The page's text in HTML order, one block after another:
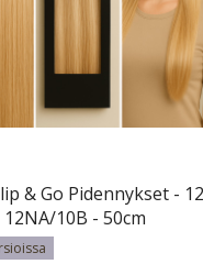
& Go Pidennykset -
10B - 50cm